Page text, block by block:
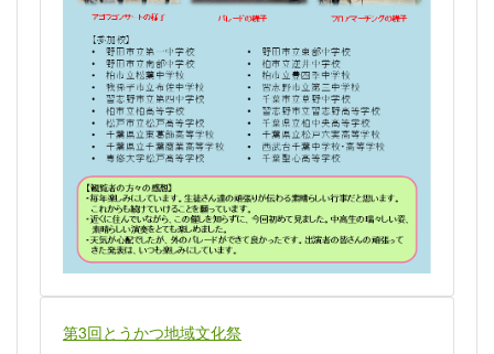
第3回とうかつ地域文化祭